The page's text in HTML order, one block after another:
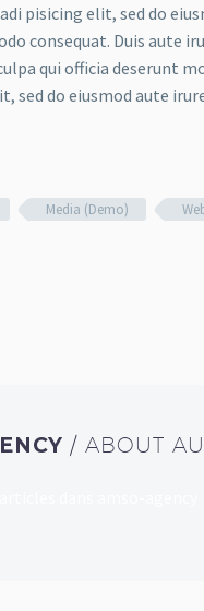
pisicing elit, sed do
consequat. Duis
qui officia deserunt
sed do eiusmod aute
Media (Demo)
/ ABOUT